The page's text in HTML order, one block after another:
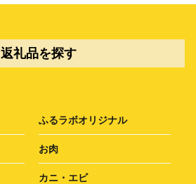
返礼品を探す
ふるラボオリジナル
お肉
カニ・エビ